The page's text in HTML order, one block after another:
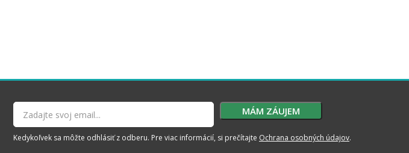
Kedykoľvek sa môžte odhlásiť z odberu. Pre viac informácií, si prečítajte Ochrana osobných údajov.